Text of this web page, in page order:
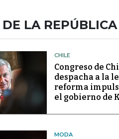
DE LA REPÚBLICA
CHILE
Congreso de
despacha a la
reforma
el gobierno de
MODA